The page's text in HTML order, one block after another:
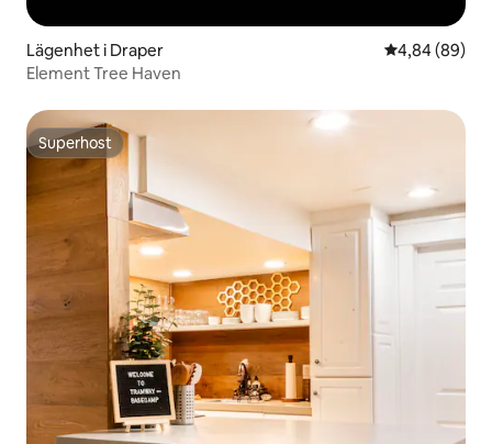
Lägenhet i Draper 4,84 av 5 i
4,84 (89)
Element Tree Haven
Superhost
Superhost